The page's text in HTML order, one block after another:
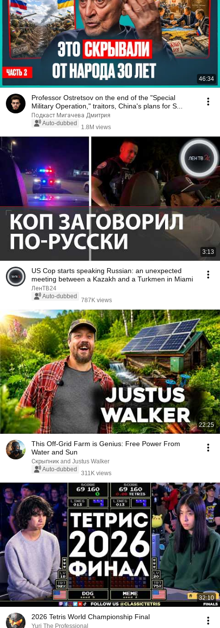
46:34
Professor Ostretsov on the end of the "Special
Military Operation," traitors, China's plans for S...
Подкаст Мигачева Дмитрия
Auto-dubbed
1.8M views
3:13
US Cop starts speaking Russian: an unexpected
meeting between a Kazakh and a Turkmen in Miami
ЛенТВ24
Auto-dubbed
787K views
22:25
This Off-Grid Farm is Genius: Free Power From
Water and Sun
Скрыпник and Justus Walker
Auto-dubbed
311K views
32:10
2026 Tetris World Championship Final
Yuri The Professional